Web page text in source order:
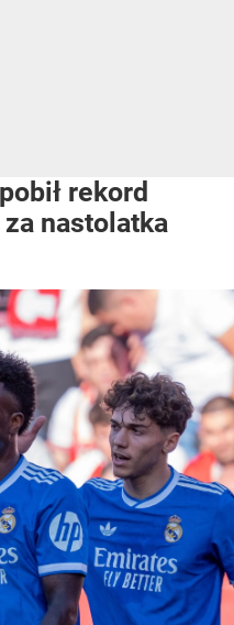
rekord
nastolatka